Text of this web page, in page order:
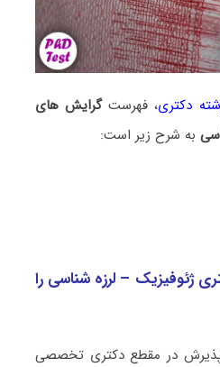
دکتری، فهرستگرایش های
به شرح زیر است:
ژﺋﻮﻓﻴﺰیک – لرزه شناسی را
در مقطع دکتری تخصصی